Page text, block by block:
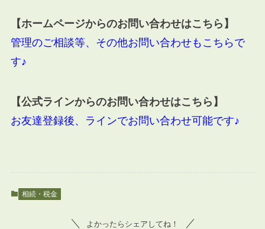
【ホームページからのお問い合わせはこちら】
管理のご相談等、その他お問い合わせもこちらで
す♪
【公式ラインからのお問い合わせはこちら】
お友達登録後、ラインでお問い合わせ可能です♪
相続・税金
よかったらシェアしてね！